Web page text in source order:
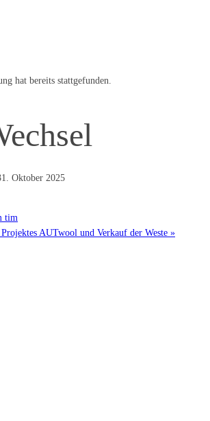
hat bereits stattgefunden.
Oktober 2025
tim
Projektes AUTwool und Verkauf der Weste »